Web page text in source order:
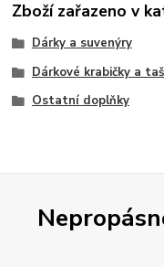
Zboží zařazeno v
Dárky a suvenýry
Dárkové krabičky a
Ostatní doplňky